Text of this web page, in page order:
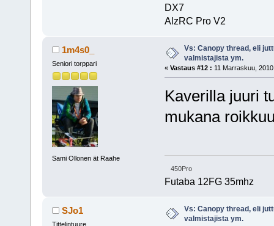
DX7
AlzRC Pro V2
1m4s0_
Seniori torppari
Sami Ollonen ät Raahe
Vs: Canopy thread, eli
valmistajista ym.
« Vastaus #12 : 11 Marraskuu,
Kaverilla juuri
mukana
450Pro
Futaba 12FG 35mhz
SJo1
Tittelintuure
Vs: Canopy thread, eli
valmistajista ym.